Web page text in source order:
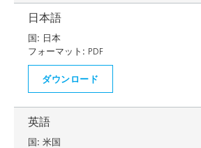
日本語
国: 日本
フォーマット: PDF
ダウンロード
英語
国: 米国